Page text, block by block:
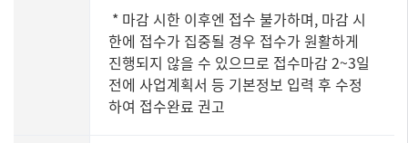
* 마감 시한 이후엔 접수 불가하며, 마감 시
한에 접수가 집중될 경우 접수가 원활하게
진행되지 않을 수 있으므로 접수마감 2~3일
전에 사업계획서 등 기본정보 입력 후 수정
하여 접수완료 권고